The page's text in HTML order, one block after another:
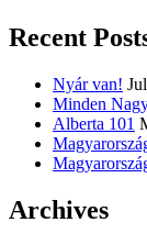
Recent
Nyár van!
Minden
Alberta 101
Archives